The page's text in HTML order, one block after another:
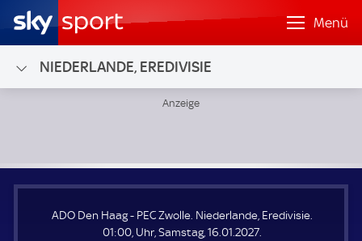
Menü
NIEDERLANDE, EREDIVISIE
ADO Den Haag - PEC Zwolle. Niederlande, Eredivisie.
01:00, Uhr, Samstag, 16.01.2027.